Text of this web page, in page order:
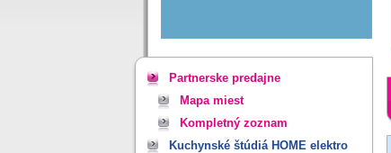
Partnerske predajne
Mapa miest
Kompletný zoznam
Kuchynské štúdiá HOME elektro